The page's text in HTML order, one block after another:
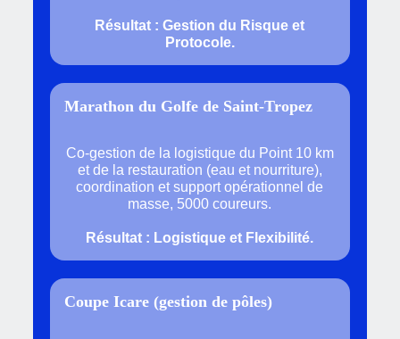
Résultat : Gestion du Risque et
Protocole.
Marathon du Golfe de Saint-Tropez
Co-gestion de la logistique du Point 10 km
et de la restauration (eau et nourriture),
coordination et support opérationnel de
masse, 5000 coureurs.
Résultat : Logistique et Flexibilité.
Coupe Icare (gestion de pôles)